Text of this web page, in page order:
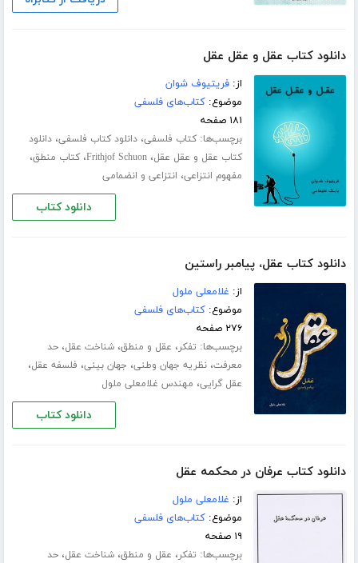
دانلود کتاب عقل و عقل عقل
از:فریتیوف شوان
موضوع:کتاب‌های فلسفی
۱۸۱ صفحه
برچسب‌ها:کتاب فلسفی،دانلود کتاب فلسفی،دانلود
کتاب عقل و عقل عقل،Frithjof Schuon،کتاب منطق،
مفهوم انتزاعی، انتزاعی و انضمامی
دانلود کتاب
دانلود کتاب عقل، پیامبر راستین
از: غلامعلی ملول
موضوع:کتاب‌های فلسفی
۲۷۶ صفحه
برچسب‌ها: تفکر، عقل و منطق،شناخت عقل،حد
معرفت،نظریه جهان وطنی، جهان بینی، فلسفه عقل،
عقل گرایی، مهندس غلامعلی ملول
دانلود کتاب
دانلود کتاب عرفان در محکمه عقل
از: غلامعلی ملول
موضوع:کتاب‌های فلسفی
۱۹ صفحه
برچسب‌ها: تفکر، عقل و منطق،شناخت عقل،حد